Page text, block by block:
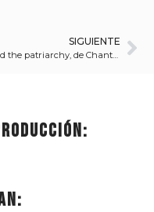
SIGUIENTE
Shred the patriarchy, de Chantal Pinzi